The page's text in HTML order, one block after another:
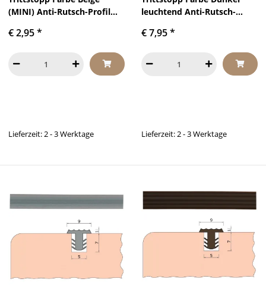
(MINI) Anti-Rutsch-Profil
und Rutschgummi
€ 2,95*
Lieferzeit: 2 - 3 Werktage
leuchtend Anti-Rutsch-
Gleitschutz und
€ 7,95*
Lieferzeit: 2 - 3 Werktage